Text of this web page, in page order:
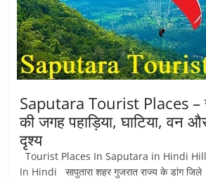
Saputara Tourist Places –
की जगह पहाड़िया, घाटिया, वन
दृश्य
Tourist Places In Saputara in Hindi
In Hindi सापुतारा शहर गुजरात राज्य के डांग जिले